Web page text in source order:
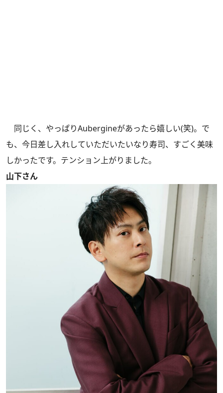
同じく、やっぱりAubergineがあったら嬉しい(笑)。で
も、今日差し入れしていただいたいなり寿司、すごく美味
しかったです。テンション上がりました。
山下さん